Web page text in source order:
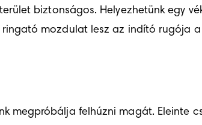
biztonságos. Helyezhetünk egy
mozdulat lesz az indító rugója
megpróbálja felhúzni magát. Eleinte